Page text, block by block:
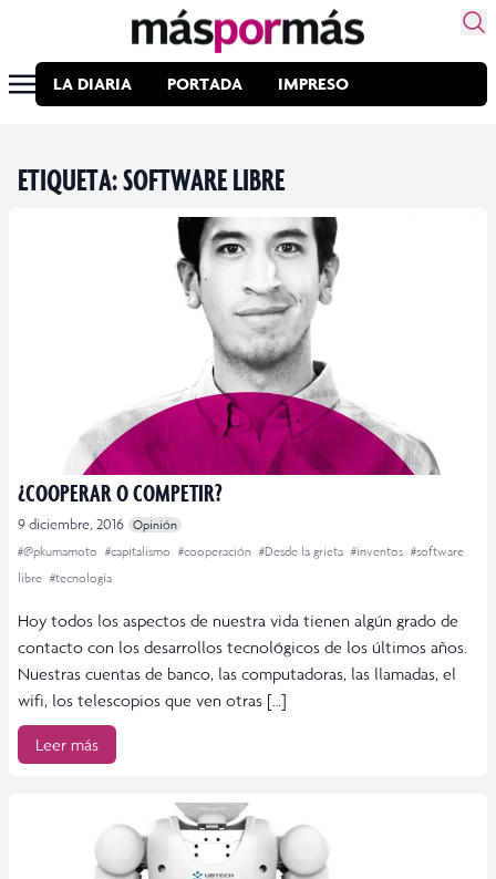
LA DIARIA PORTADA IMPRESO
ETIQUETA:SOFTWARE LIBRE
¿COOPERAR O COMPETIR?
9 diciembre, 2016 Opinión
#@pkumamoto #capitalismo #cooperación #Desde la grieta #inventos #software
libre #tecnología
Hoy todos los aspectos de nuestra vida tienen algún grado de
contacto con los desarrollos tecnológicos de los últimos años.
Nuestras cuentas de banco, las computadoras, las llamadas, el
wifi, los telescopios que ven otras […]
Leer más